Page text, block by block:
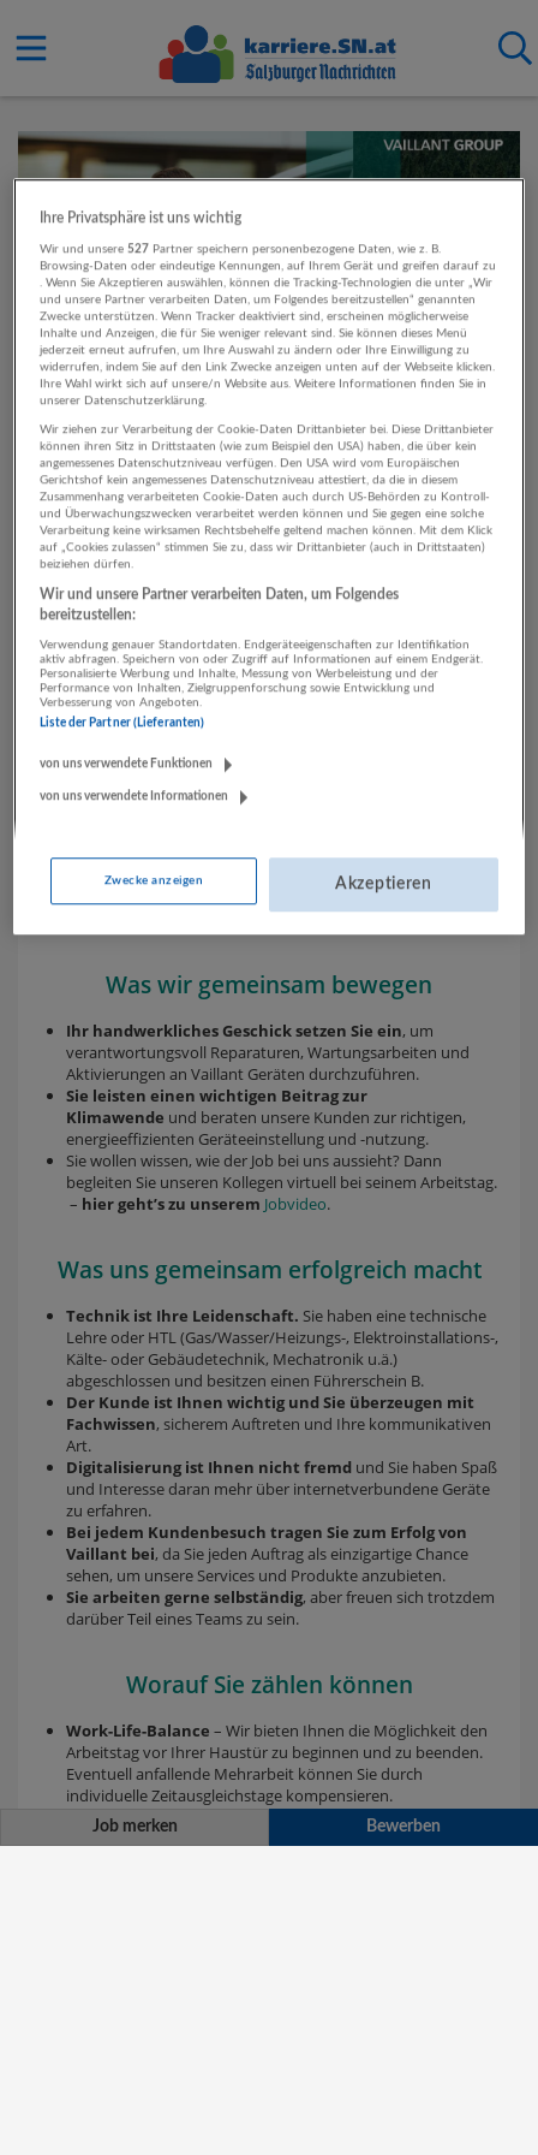
Bewerben
Job merken
Ihre Privatsphäre ist uns wichtig
Wir und unsere527 Partner speichern personenbezogene Daten, wie z. B.
Browsing-Daten oder eindeutige Kennungen, auf Ihrem Gerät und greifen darauf zu
. Wenn Sie Akzeptieren auswählen, können die Tracking-Technologien die unter „Wir
und unsere Partner verarbeiten Daten, um Folgendes bereitzustellen“ genannten
Zwecke unterstützen. Wenn Tracker deaktiviert sind, erscheinen möglicherweise
Inhalte und Anzeigen, die für Sie weniger relevant sind. Sie können dieses Menü
jederzeit erneut aufrufen, um Ihre Auswahl zu ändern oder Ihre Einwilligung zu
widerrufen, indem Sie auf den Link Zwecke anzeigen unten auf der Webseite klicken.
Ihre Wahl wirkt sich auf unsere/n Website aus. Weitere Informationen finden Sie in
unserer Datenschutzerklärung.
Wir ziehen zur Verarbeitung der Cookie-Daten Drittanbieter bei. Diese Drittanbieter
können ihren Sitz in Drittstaaten (wie zum Beispiel den USA) haben, die über kein
angemessenes Datenschutzniveau verfügen. Den USA wird vom Europäischen
Gerichtshof kein angemessenes Datenschutzniveau attestiert, da die in diesem
Zusammenhang verarbeiteten Cookie-Daten auch durch US-Behörden zu Kontroll-
und Überwachungszwecken verarbeitet werden können und Sie gegen eine solche
Verarbeitung keine wirksamen Rechtsbehelfe geltend machen können. Mit dem Klick
auf „Cookies zulassen“ stimmen Sie zu, dass wir Drittanbieter (auch in Drittstaaten)
beiziehen dürfen.
Wir und unsere Partner verarbeiten Daten, um Folgendes
bereitzustellen:
Verwendung genauer Standortdaten. Endgeräteeigenschaften zur Identifikation
aktiv abfragen. Speichern von oder Zugriff auf Informationen auf einem Endgerät.
Personalisierte Werbung und Inhalte, Messung von Werbeleistung und der
Performance von Inhalten, Zielgruppenforschung sowie Entwicklung und
Verbesserung von Angeboten.
Liste der Partner (Lieferanten)
von uns verwendete Funktionen
von uns verwendete Informationen
Zwecke anzeigen Akzeptieren